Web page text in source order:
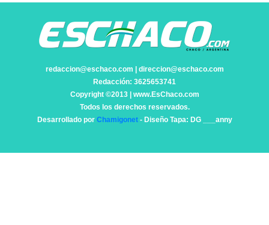
redaccion@eschaco.com | direccion@eschaco.com
Redacción: 3625653741
Copyright ©2013 | www.EsChaco.com
Todos los derechos reservados.
Desarrollado por Chamigonet- Diseño Tapa: DG ___anny